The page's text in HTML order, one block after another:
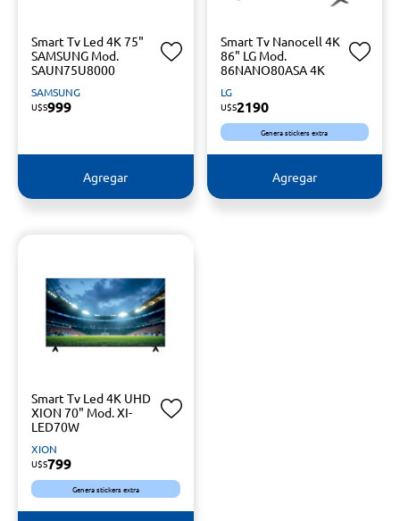
Smart Tv Led 4K 75"
SAMSUNG Mod.
SAUN75U8000
SAMSUNG
U$S999
Agregar
Smart Tv Nanocell 4K
86" LG Mod.
86NANO80ASA 4K
LG
U$S2190
Genera stickers extra
Agregar
Smart Tv Led 4K UHD
XION 70" Mod. XI-
LED70W
XION
U$S799
Genera stickers extra